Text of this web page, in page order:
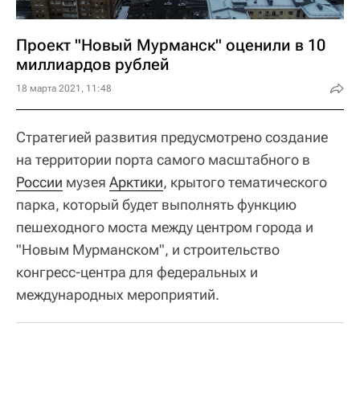
Проект "Новый Мурманск" оценили в 10
миллиардов рублей
18 марта 2021, 11:48
Стратегией развития предусмотрено создание
на территории порта самого масштабного в
России музея Арктики, крытого тематического
парка, который будет выполнять функцию
пешеходного моста между центром города и
"Новым Мурманском", и строительство
конгресс-центра для федеральных и
международных мероприятий.